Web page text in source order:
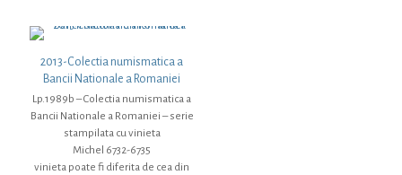
2013-Colectia numismatica a
Bancii Nationale a Romaniei
Lp.1989b – Colectia numismatica a
Bancii Nationale a Romaniei – serie
stampilata cu vinieta
Michel 6732-6735
vinieta poate fi diferita de cea din